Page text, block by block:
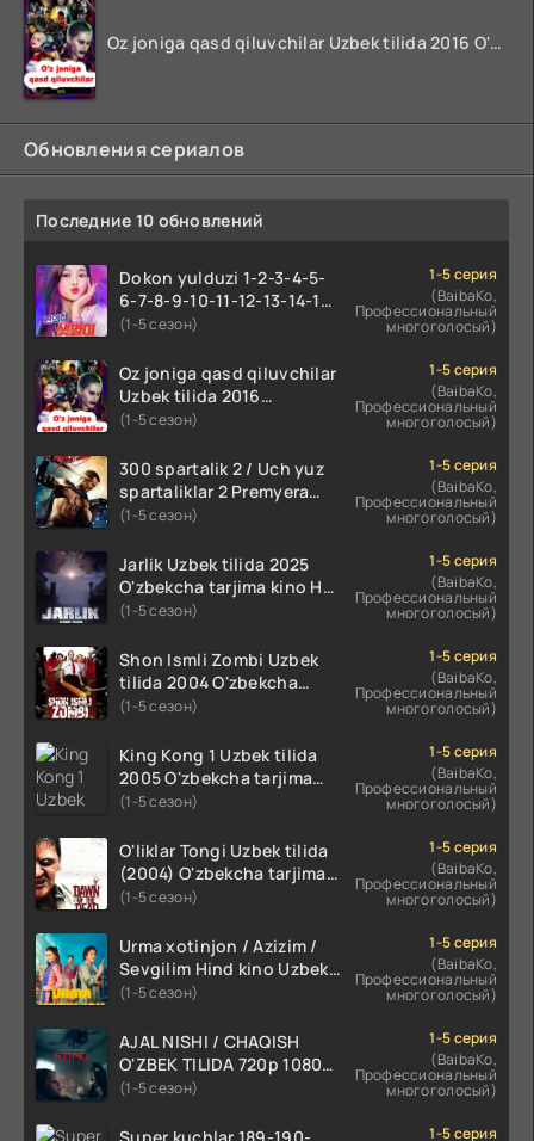
Oz joniga qasd qiluvchilar Uzbek tilida 2016 O'zbekcha tarjima kino 720p HD skachat
Обновления сериалов
Последние 10 обновлений
Dokon yulduzi 1-2-3-4-5-
6-7-8-9-10-11-12-13-14-15-
16-17 Qism Uzbek tilida
qismlari o'zbek tilida
(1-5 сезон)
1-5 серия
(BaibaKo,
Профессиональный
многоголосый)
Oz joniga qasd qiluvchilar
Uzbek tilida 2016
O'zbekcha tarjima kino
(1-5 сезон)
1-5 серия
(BaibaKo,
Профессиональный
многоголосый)
300 spartalik 2 / Uch yuz
spartaliklar 2 Premyera
Uzbek tilida 2013
skachat
(1-5 сезон)
1-5 серия
(BaibaKo,
Профессиональный
многоголосый)
Jarlik Uzbek tilida 2025
O'zbekcha tarjima kino HD
skachat
(1-5 сезон)
1-5 серия
(BaibaKo,
Профессиональный
многоголосый)
Shon Ismli Zombi Uzbek
tilida 2004 O'zbekcha
tarjima kino HD skachat
(1-5 сезон)
1-5 серия
(BaibaKo,
Профессиональный
многоголосый)
King Kong 1 Uzbek tilida
2005 O'zbekcha tarjima
kino HD skachat
(1-5 сезон)
1-5 серия
(BaibaKo,
Профессиональный
многоголосый)
O'liklar Tongi Uzbek tilida
(2004) O'zbekcha tarjima
kino HD skachat
(1-5 сезон)
1-5 серия
(BaibaKo,
Профессиональный
многоголосый)
Urma xotinjon / Azizim /
Sevgilim Hind kino Uzbek
tilida 2022 O'zbekcha
(1-5 сезон)
1-5 серия
(BaibaKo,
Профессиональный
многоголосый)
AJAL NISHI / CHAQISH
O'ZBEK TILIDA 720p 1080p
Full HD (2024) Tarjima
(1-5 сезон)
1-5 серия
(BaibaKo,
Профессиональный
многоголосый)
1-5 серия